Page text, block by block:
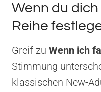
Wenn du
Reihe
Greif zu Wenn ich
Stimmung
klassischen New-